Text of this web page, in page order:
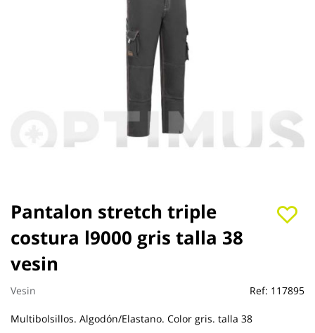
Pantalon stretch triple
costura l9000 gris talla 38
vesin
Vesin Ref: 117895
Multibolsillos. Algodón/Elastano. Color gris. talla 38
Saltar
al
comienzo
de
la
galería
de